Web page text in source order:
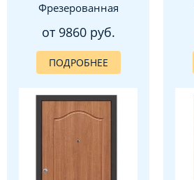
Фрезерованная
от 9860 руб.
ПОДРОБНЕЕ